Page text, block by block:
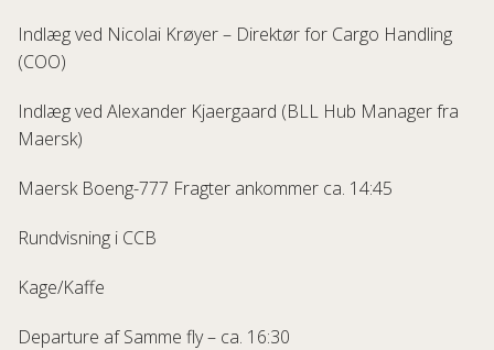
Indlæg ved Nicolai Krøyer – Direktør for Cargo Handling
(COO)
Indlæg ved Alexander Kjaergaard (BLL Hub Manager fra
Maersk)
Maersk Boeng-777 Fragter ankommer ca. 14:45
Rundvisning i CCB
Kage/Kaffe
Departure af Samme fly – ca. 16:30